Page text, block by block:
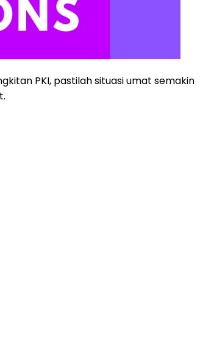
PKI, pastilah situasi umat semakin